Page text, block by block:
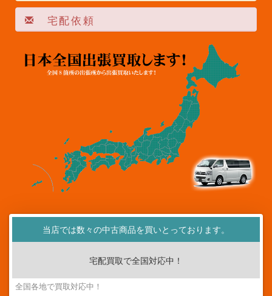
宅配依頼
当店では数々の中古商品を買いとっております。
宅配買取で全国対応中！
全国各地で買取対応中！